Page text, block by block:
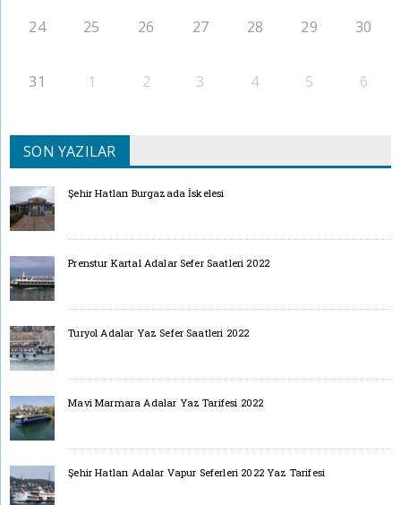
24 25 26 27 28 29 30
31 1 2 3 4 5 6
SON YAZILAR
Şehir Hatları Burgazada İskelesi
Prenstur Kartal Adalar Sefer Saatleri 2022
Turyol Adalar Yaz Sefer Saatleri 2022
Mavi Marmara Adalar Yaz Tarifesi 2022
Şehir Hatları Adalar Vapur Seferleri 2022 Yaz Tarifesi